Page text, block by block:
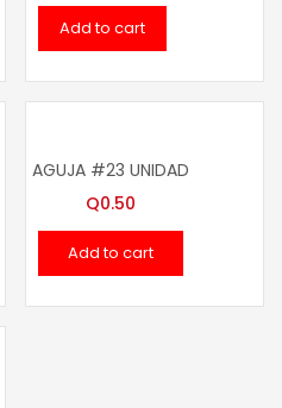
Add to cart
AGUJA #23 UNIDAD
Q0.50
Add to cart